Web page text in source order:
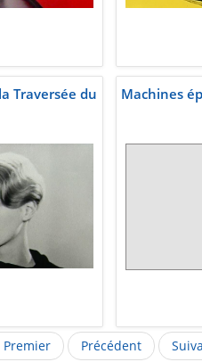
Traversée du
Machines
Précédent